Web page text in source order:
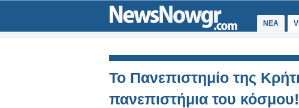
ΝΕΑ
Το Πανεπιστημίο της
πανεπιστήμια του κόσμου!